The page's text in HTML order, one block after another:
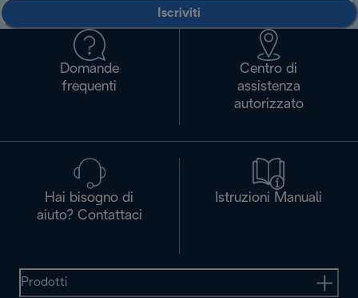
Iscriviti
Domande
frequenti
Centro di
assistenza
autorizzato
Hai bisogno di
aiuto? Contattaci
Istruzioni Manuali
Prodotti